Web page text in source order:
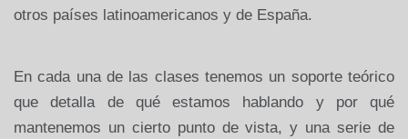
otros países latinoamericanos y de España.
En cada una de las clases tenemos un soporte teórico
que detalla de qué estamos hablando y por qué
mantenemos un cierto punto de vista, y una serie de